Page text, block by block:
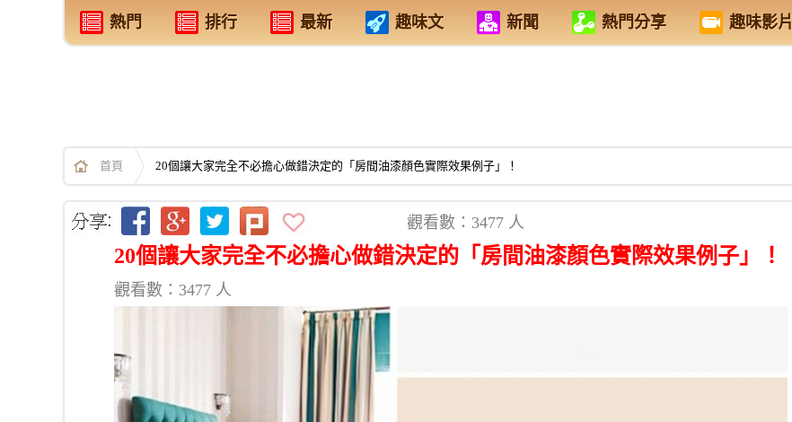
熱門 排行 最新 趣味文 新聞 熱門分享 趣味影片
首頁 20個讓大家完全不必擔心做錯決定的「房間油漆顏色實際效果例子」！
觀看數：3477 人
20個讓大家完全不必擔心做錯決定的「房間油漆顏色實際效果例子」！
觀看數：3477 人